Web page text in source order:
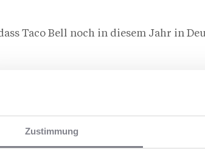
Zustimmung
Taco Bell noch in diesem Jahr in
in Bild.de
eine frühere